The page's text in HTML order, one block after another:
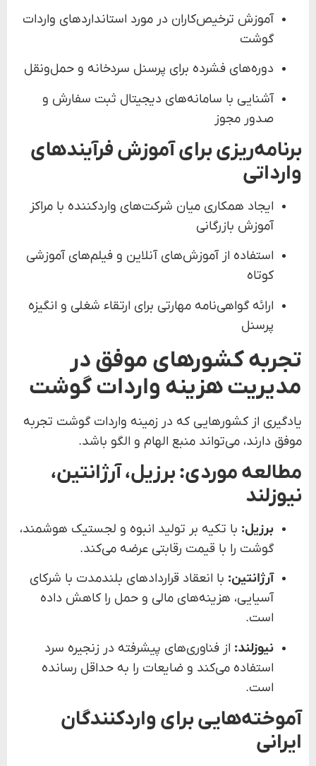
آموزش ترخیص‌کاران در مورد استانداردهای واردات
گوشت
دوره‌های فشرده برای پرسنل سردخانه و حمل‌ونقل
آشنایی با سامانه‌های دیجیتال ثبت سفارش و
صدور مجوز
برنامه‌ریزی برای آموزش فرآیندهای
وارداتی
ایجاد همکاری میان شرکت‌های واردکننده با مراکز
آموزش بازرگانی
استفاده از آموزش‌های آنلاین و فیلم‌های آموزشی
کوتاه
ارائه گواهی‌نامه مهارتی برای ارتقاء شغلی و انگیزه
پرسنل
تجربه کشورهای موفق در
مدیریت هزینه واردات گوشت
یادگیری از کشورهایی که در زمینه واردات گوشت تجربه
موفق دارند، می‌تواند منبع الهام و الگو باشد.
مطالعه موردی: برزیل، آرژانتین،
نیوزلند
برزیل: با تکیه بر تولید انبوه و لجستیک هوشمند،
گوشت را با قیمت رقابتی عرضه می‌کند.
آرژانتین: با انعقاد قراردادهای بلندمدت با شرکای
آسیایی، هزینه‌های مالی و حمل را کاهش داده
است.
نیوزلند: از فناوری‌های پیشرفته در زنجیره سرد
استفاده می‌کند و ضایعات را به حداقل رسانده
است.
آموخته‌هایی برای واردکنندگان
ایرانی